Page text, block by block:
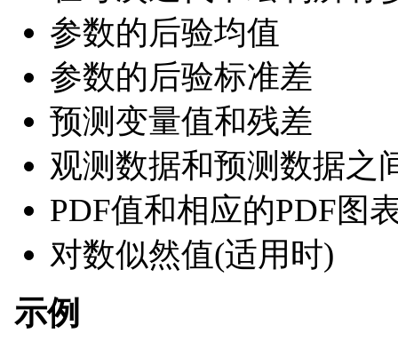
参数的后验均值
参数的后验标准差
预测变量值和残差
观测数据和预测数据之
PDF值和相应的PDF图
对数似然值(适用时)
示例